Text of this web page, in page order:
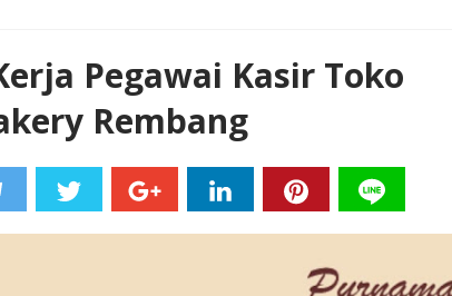
Pegawai Kasir Toko
Rembang